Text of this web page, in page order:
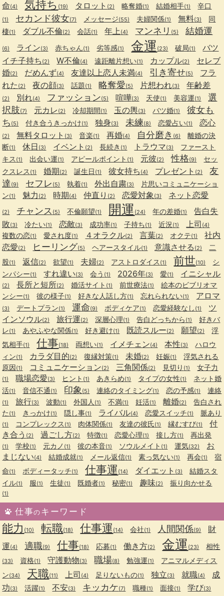
命(4) 気持ち (19) タロット (2) 略奪婚(1) 結婚相手(1) 辛口
(1) セカンド彼女(7) メッセージ(55) 夫婦関係(1) 無料(3)
同
棲(1) ダブル不倫(2) 会話(1) 年上(4) マンネリ (5) 結婚運
(6) ライン(3) 赤ちゃん(1) 劣等感(1) 金運 (23) 破局(1)
バツ
イチ子持ち (2) W不倫(4) 遠距離片想い(1) カップル(2)
セレブ
婚(2) だめんず(4) 友達以上恋人未満(4) 引き寄せ(5)
フラ
れた (2) 夜の顔(3) 話題(1) 略奪愛(5) 片想われ(3) 年齢差
(2) 別れ(4) ファッション(5) 喧嘩(3) 天使(1) 美容運(1)
選
択肢(7) 元カレ (2) 冷却期間(1) 玉の輿(3) バツ婚(1)
彼女も
ち (5) 付き合うきっかけ(1) 独身(3) 未練(8) 恋愛占い(1) 恋心
(2) 無料タロット (3) 音楽(1) 再婚(4) 自分磨き (6)
離婚の決
断(1) 休日 (3) イベント (2) 長続き (1) トラウマ(3)
ファースト
キス (1) 出会い運(1) アピールポイント (1) 元彼(2) 性格(9)
セッ
クスレス (1) 婚期(2) 誕生日 (1) 彼女持ち (4) プレゼント (2)
友
達 (9) セフレ (5) 執着(1) 外出自粛(3)
片思いコミュニケーショ
ン(1) 魅力 (2) 時期(4) 仲直り (2) 恋愛対象(3) ネット恋愛
(2) チャンス (5) 不倫願望(1) 開運 (24) 年の差婚(1)
告白失
敗(3) 冷たい(1) 恋敵(3) 成功率(1) 子持ち(1) 近況 (1) 上司 (4)
複数の恋(1) 愛され度(1) ４オラクル(2) 言葉(2) オクテ(1)
社内
恋愛(2) ヒーリング(5) ヘアースタイル(1) 意識させる (2)
二
股(1) 返信(2) 欲望(1) 夫婦(2) アストロダイス (1) 前世(10)
シ
ンパシー(1) すれ違い(3) 会う (1) 2026年(3) 愛(1) イニシャル
(2) 長所と短所(2) 婚活サイト (1) 前世療法(1)
絵本のビブリオマ
ンシー(1) 彼の様子(1) 好きな人話し方(1) 忘れられない(1) アロマ
(3) デートプラン(1) 運命(9) ボディケア(1) 恋愛経験なし (1)
ツ
インソウル(2) 旅行運(2) 深層心理(1) 告白どっちから (1)
好きバ
レ(1) あやふやな関係(1) 好き避け(1) 既読スルー(2) 願望(2)
浮
気相手(1) 仕事(18) 両想い(1) イメチェン(4) 本性(3)
ハロウ
ィン(1) カラダ目的(2) 復縁対策(1) 未婚(2) 妊娠(1)
浮気される
原因(1) コミュニケーション(2) 三角関係(2) 見切り (1) 女子力
(1) 職場恋愛(3) ヒント (1) あきらめ(1) タイプの女性(1)
ネット婚
活(1) 音信不通 (1) 印象 (5) 連絡のタイミング(1) 恋の予感(1) 連絡
(1) 旅行(3) 波動(1) 外国人 (1) 不満(1) 妊活(1) 離婚(2)
告白され
た (1) きっかけ(1) 隠し事(1) ライバル(4) 恋愛スイッチ(1) 脈あり
(1) コンプレックス (1) 肉体関係(1) 友達の彼氏(1) 縁むすび(1)
付
き合う (2) 過ごし方(2) 特徴(1) 恋愛心理(1) 接し方(1) 再出発
(1) 学校(1) 元カノ (1) 彼の本音(1) ソウルメイト (1) 運気(32)
お
まじない(4) 結婚成就(1) メール返信(1) 素っ気ない(1) 再会(1)
宿
命(1) ボディータッチ(1) 仕事運 (14) ダイエット (3)
結婚スタ
イル(1) 服(1) 生徒(1) 既婚者(1) 秘密(1) 趣味(2) 振り向かせる
(1)
仕事のキーワード
能力 (10) 転職(18) 仕事運 (14) 会社(1) 人間関係(9)
財
運(4) 適職(9) 仕事(18) 応募(1) 働き方(2) 金運 (23) 相性
(33) 資格(1) 守護動物(3) 職場(8) 勉強運(1)
アニマルメディス
ン(34) 天職(11) 上司 (4) 足りないもの(1) 独立(3) 就職(4)
成
功(3) 活躍(1) 不安(3) キッカケ(7) 職種(1) 面接(1) 学び(3)